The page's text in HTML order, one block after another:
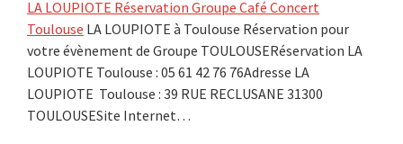
LA LOUPIOTE Réservation Groupe Café Concert
Toulouse LA LOUPIOTE à Toulouse Réservation pour
votre évènement de Groupe TOULOUSERéservation LA
LOUPIOTE Toulouse : 05 61 42 76 76Adresse LA
LOUPIOTE Toulouse : 39 RUE RECLUSANE 31300
TOULOUSESite Internet…